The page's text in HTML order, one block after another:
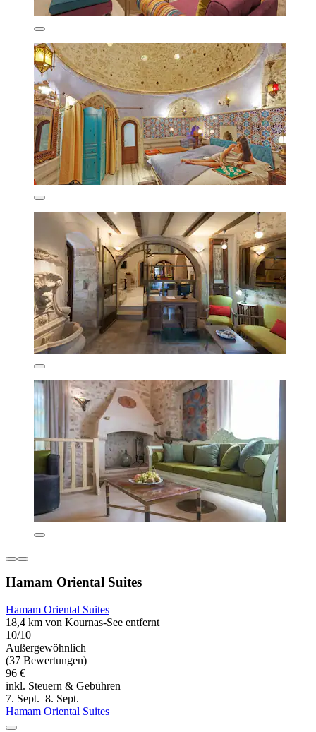
Hamam Oriental Suites
Hamam Oriental Suites
18,4 km von Kournas-See entfernt
10/10
Außergewöhnlich
(37 Bewertungen)
96 €
inkl. Steuern & Gebühren
7. Sept.–8. Sept.
Hamam Oriental Suites